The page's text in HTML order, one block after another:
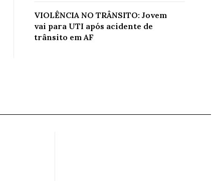
VIOLÊNCIA NO TRÂNSITO: Jovem
vai para UTI após acidente de
trânsito em AF